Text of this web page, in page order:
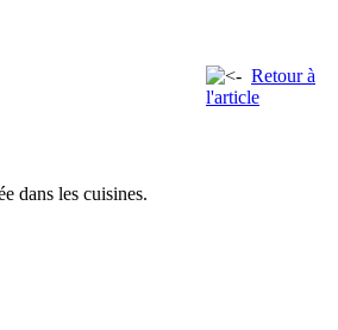
Retour à
l'article
dans les cuisines.